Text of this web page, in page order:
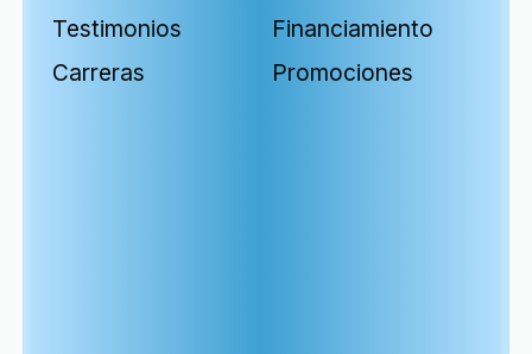
Testimonios
Financiamiento
Carreras
Promociones